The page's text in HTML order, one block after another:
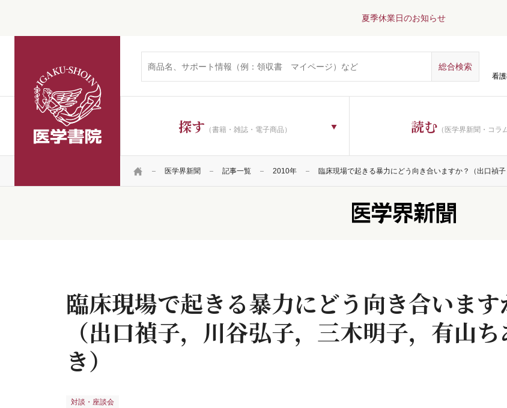
夏季休業日のお知らせ
看
探す （書籍・雑誌・電子商品） 読む （医学界新聞・コラ
HOME 医学界新聞 記事一覧 2010年 臨床現場で起きる暴力にどう向き合いますか？（出口禎
臨床現場で起きる暴力にどう向き合います
（出口禎子，川谷弘子，三木明子，有山ち
き）
対談・座談会